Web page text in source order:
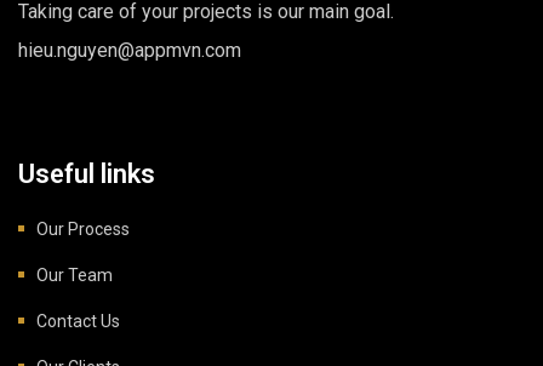
Taking care of your projects is our main goal.
hieu.nguyen@appmvn.com
Useful links
Our Process
Our Team
Contact Us